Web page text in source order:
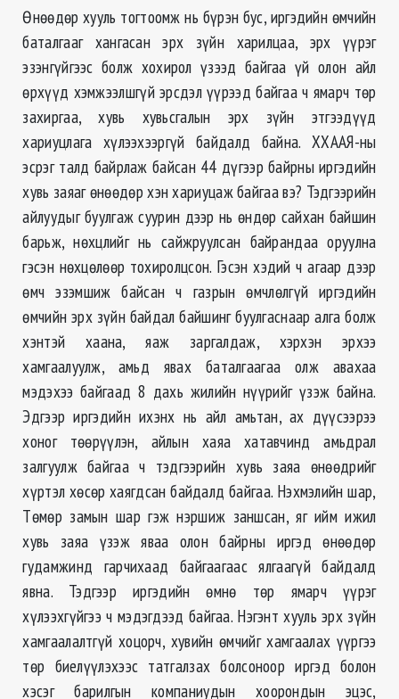
Өнөөдөр хууль тогтоомж нь бүрэн бус, иргэдийн өмчийн
баталгааг хангасан эрх зүйн харилцаа, эрх үүрэг
эзэнгүйгээс болж хохирол үзээд байгаа үй олон айл
өрхүүд хэмжээлшгүй эрсдэл үүрээд байгаа ч ямарч төр
захиргаа, хувь хувьсгалын эрх зүйн этгээдүүд
хариуцлага хүлээхээргүй байдалд байна. ХХААЯ-ны
эсрэг талд байрлаж байсан 44 дүгээр байрны иргэдийн
хувь заяаг өнөөдөр хэн хариуцаж байгаа вэ? Тэдгээрийн
айлуудыг буулгаж суурин дээр нь өндөр сайхан байшин
барьж, нөхцлийг нь сайжруулсан байрандаа оруулна
гэсэн нөхцөлөөр тохиролцсон. Гэсэн хэдий ч агаар дээр
өмч эзэмшиж байсан ч газрын өмчлөлгүй иргэдийн
өмчийн эрх зүйн байдал байшинг буулгаснаар алга болж
хэнтэй хаана, яаж заргалдаж, хэрхэн эрхээ
хамгаалуулж, амьд явах баталгаагаа олж авахаа
мэдэхээ байгаад 8 дахь жилийн нүүрийг үзэж байна.
Эдгээр иргэдийн ихэнх нь айл амьтан, ах дүүсээрээ
хоног төөрүүлэн, айлын хаяа хатавчинд амьдрал
залгуулж байгаа ч тэдгээрийн хувь заяа өнөөдрийг
хүртэл хөсөр хаягдсан байдалд байгаа. Нэхмэлийн шар,
Төмөр замын шар гэж нэршиж заншсан, яг ийм ижил
хувь заяа үзэж яваа олон байрны иргэд өнөөдөр
гудамжинд гарчихаад байгаагаас ялгаагүй байдалд
явна. Тэдгээр иргэдийн өмнө төр ямарч үүрэг
хүлээхгүйгээ ч мэдэгдээд байгаа. Нэгэнт хууль эрх зүйн
хамгаалалтгүй хоцорч, хувийн өмчийг хамгаалах үүргээ
төр биелүүлэхээс татгалзах болсоноор иргэд болон
хэсэг барилгын компаниудын хоорондын эцэс,